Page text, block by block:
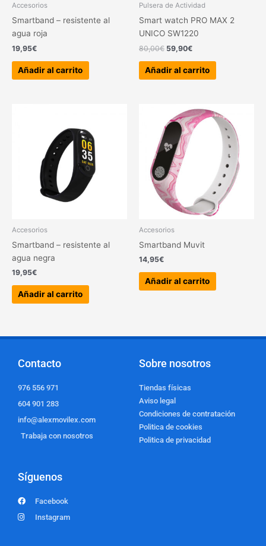
Accesorios
Smartband – resistente al
agua roja
19,95€
Añadir al carrito
Pulsera de Actividad
Smart watch PRO MAX 2
UNICO SW1220
80,00€ 59,90€
Añadir al carrito
Accesorios
Smartband – resistente al
agua negra
19,95€
Añadir al carrito
Accesorios
Smartband Muvit
14,95€
Añadir al carrito
Contacto
976 556 971
604 901 283
info@alexmovilex.com
Trabaja con nosotros
Sobre nosotros
Tiendas físicas
Aviso legal
Condiciones de contratación
Politica de cookies
Politica de privacidad
Síguenos
Facebook
Instagram